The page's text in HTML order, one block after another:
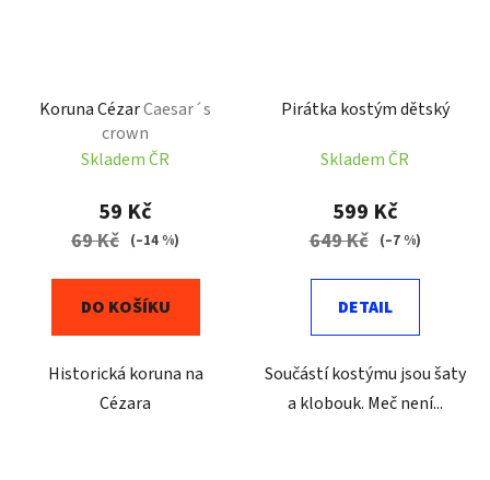
Koruna CézarCaesar´s
crown
Skladem ČR
59 Kč
69 Kč (–14 %)
DO KOŠÍKU
Historická koruna na
Cézara
Pirátka kostým dětský
Skladem ČR
599 Kč
649 Kč (–7 %)
DETAIL
Součástí kostýmu jsou šaty
a klobouk. Meč není...